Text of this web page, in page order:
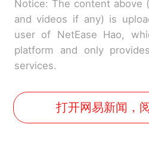
Notice: The content above
and videos if any) is
user of NetEase Hao,
platform and only
services.
打开网易新闻，